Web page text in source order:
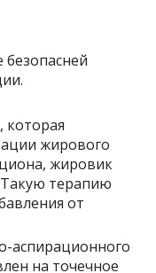
которая
жирового
жировик
Такую терапию
от
аспирационного
на точечное